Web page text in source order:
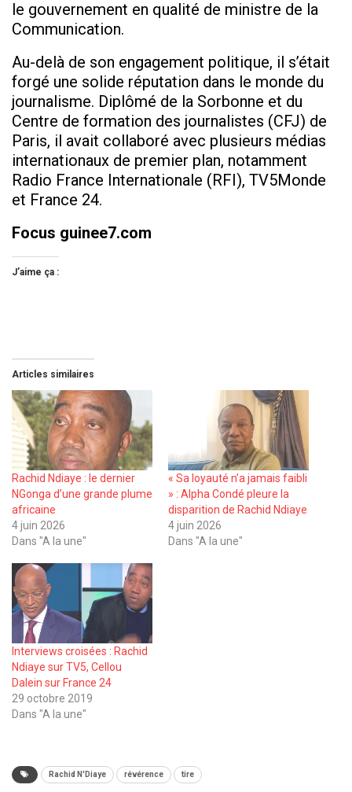
le gouvernement en qualité de ministre de la
Communication.
Au-delà de son engagement politique, il s’était
forgé une solide réputation dans le monde du
journalisme. Diplômé de la Sorbonne et du
Centre de formation des journalistes (CFJ) de
Paris, il avait collaboré avec plusieurs médias
internationaux de premier plan, notamment
Radio France Internationale (RFI), TV5Monde
et France 24.
Focus guinee7.com
J’aime ça :
Articles similaires
Rachid Ndiaye : le dernier
NGonga d’une grande plume
africaine
4 juin 2026
Dans "A la une"
« Sa loyauté n’a jamais faibli
» : Alpha Condé pleure la
disparition de Rachid Ndiaye
4 juin 2026
Dans "A la une"
Interviews croisées : Rachid
Ndiaye sur TV5, Cellou
Dalein sur France 24
29 octobre 2019
Dans "A la une"
Rachid N'Diaye révérence tire